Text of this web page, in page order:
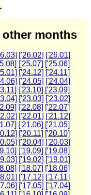
months
['26.02] ['26.01]
['25.07] ['25.06]
['24.12] ['24.11]
['24.05] ['24.04]
['23.10] ['23.09]
['23.03] ['23.02]
['22.08] ['22.07]
['22.01] ['21.12]
['21.06] ['21.05]
['20.11] ['20.10]
['20.04] ['20.03]
['19.09] ['19.08]
['19.02] ['19.01]
['18.07] ['18.06]
['17.12] ['17.11]
['17.05] ['17.04]